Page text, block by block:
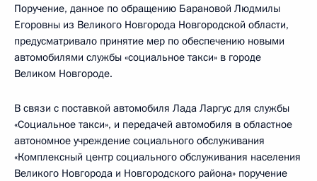
Поручение, данное по обращению Барановой Людмилы
Егоровны из Великого Новгорода Новгородской области,
предусматривало принятие мер по обеспечению новыми
автомобилями службы «социальное такси» в городе
Великом Новгороде.
В связи с поставкой автомобиля Лада Ларгус для службы
«Социальное такси», и передачей автомобиля в областное
автономное учреждение социального обслуживания
«Комплексный центр социального обслуживания населения
Великого Новгорода и Новгородского района» поручение